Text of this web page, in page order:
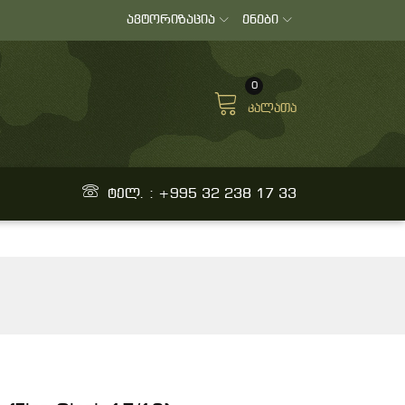
ავტორიზაცია ენები
0
კალათა
ტელ. : +995 32 238 17 33